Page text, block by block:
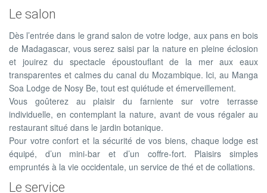
Le salon
Dès l’entrée dans le grand salon de votre lodge, aux pans en bois
de Madagascar, vous serez saisi par la nature en pleine éclosion
et jouirez du spectacle époustouflant de la mer aux eaux
transparentes et calmes du canal du Mozambique. Ici, au Manga
Soa Lodge de Nosy Be, tout est quiétude et émerveillement.
Vous goûterez au plaisir du farniente sur votre terrasse
individuelle, en contemplant la nature, avant de vous régaler au
restaurant situé dans le jardin botanique.
Pour votre confort et la sécurité de vos biens, chaque lodge est
équipé, d’un mini-bar et d’un coffre-fort. Plaisirs simples
empruntés à la vie occidentale, un service de thé et de collations.
Le service